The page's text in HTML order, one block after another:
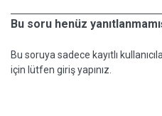
Bu soru henüz
Bu soruya sadece kayıtlı
için lütfen giriş yapınız.